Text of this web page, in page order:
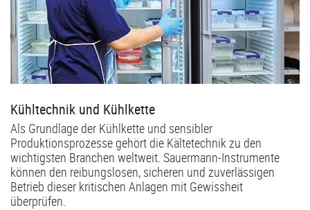
Kühltechnik und Kühlkette
Als Grundlage der Kühlkette und sensibler
Produktionsprozesse gehört die Kältetechnik zu den
wichtigsten Branchen weltweit. Sauermann-Instrumente
können den reibungslosen, sicheren und zuverlässigen
Betrieb dieser kritischen Anlagen mit Gewissheit
überprüfen.